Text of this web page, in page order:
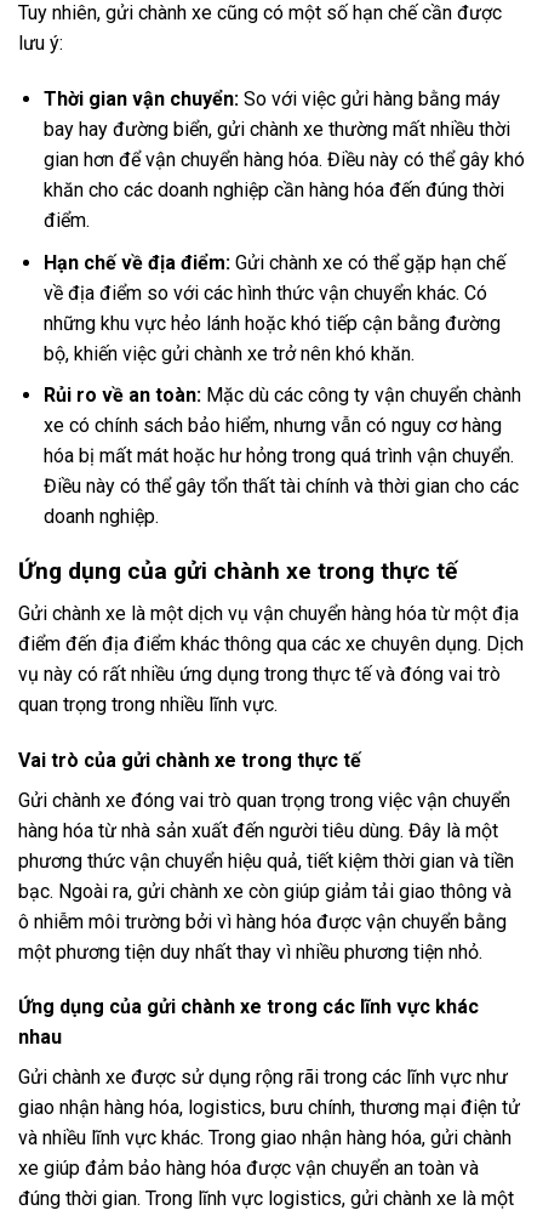
Tuy nhiên, gửi chành xe cũng có một số hạn chế cần được
lưu ý:
Thời gian vận chuyển:So với việc gửi hàng bằng máy
bay hay đường biển, gửi chành xe thường mất nhiều thời
gian hơn để vận chuyển hàng hóa. Điều này có thể gây khó
khăn cho các doanh nghiệp cần hàng hóa đến đúng thời
điểm.
Hạn chế về địa điểm:Gửi chành xe có thể gặp hạn chế
về địa điểm so với các hình thức vận chuyển khác. Có
những khu vực hẻo lánh hoặc khó tiếp cận bằng đường
bộ, khiến việc gửi chành xe trở nên khó khăn.
Rủi ro về an toàn:Mặc dù các công ty vận chuyển chành
xe có chính sách bảo hiểm, nhưng vẫn có nguy cơ hàng
hóa bị mất mát hoặc hư hỏng trong quá trình vận chuyển.
Điều này có thể gây tổn thất tài chính và thời gian cho các
doanh nghiệp.
Ứng dụng của gửi chành xe trong thực tế
Gửi chành xe là một dịch vụ vận chuyển hàng hóa từ một địa
điểm đến địa điểm khác thông qua các xe chuyên dụng. Dịch
vụ này có rất nhiều ứng dụng trong thực tế và đóng vai trò
quan trọng trong nhiều lĩnh vực.
Vai trò của gửi chành xe trong thực tế
Gửi chành xe đóng vai trò quan trọng trong việc vận chuyển
hàng hóa từ nhà sản xuất đến người tiêu dùng. Đây là một
phương thức vận chuyển hiệu quả, tiết kiệm thời gian và tiền
bạc. Ngoài ra, gửi chành xe còn giúp giảm tải giao thông và
ô nhiễm môi trường bởi vì hàng hóa được vận chuyển bằng
một phương tiện duy nhất thay vì nhiều phương tiện nhỏ.
Ứng dụng của gửi chành xe trong các lĩnh vực khác
nhau
Gửi chành xe được sử dụng rộng rãi trong các lĩnh vực như
giao nhận hàng hóa, logistics, bưu chính, thương mại điện tử
và nhiều lĩnh vực khác. Trong giao nhận hàng hóa, gửi chành
xe giúp đảm bảo hàng hóa được vận chuyển an toàn và
đúng thời gian. Trong lĩnh vực logistics, gửi chành xe là một